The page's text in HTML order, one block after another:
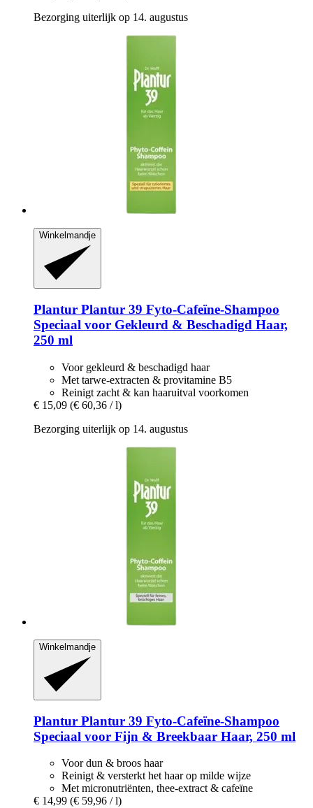
Bezorging uiterlijk op 14. augustus
Winkelmandje
Plantur Plantur 39 Fyto-​Cafeïne-​Shampoo
Speciaal voor Gekleurd & Beschadigd Haar,
250 ml
Voor gekleurd & beschadigd haar
Met tarwe-extracten & provitamine B5
Reinigt zacht & kan haaruitval voorkomen
€ 15,09 (€ 60,36 / l)
Bezorging uiterlijk op 14. augustus
Winkelmandje
Plantur Plantur 39 Fyto-​Cafeïne-​Shampoo
Speciaal voor Fijn & Breekbaar Haar, 250 ml
Voor dun & broos haar
Reinigt & versterkt het haar op milde wijze
Met micronutriënten, thee-extract & cafeïne
€ 14,99 (€ 59,96 / l)